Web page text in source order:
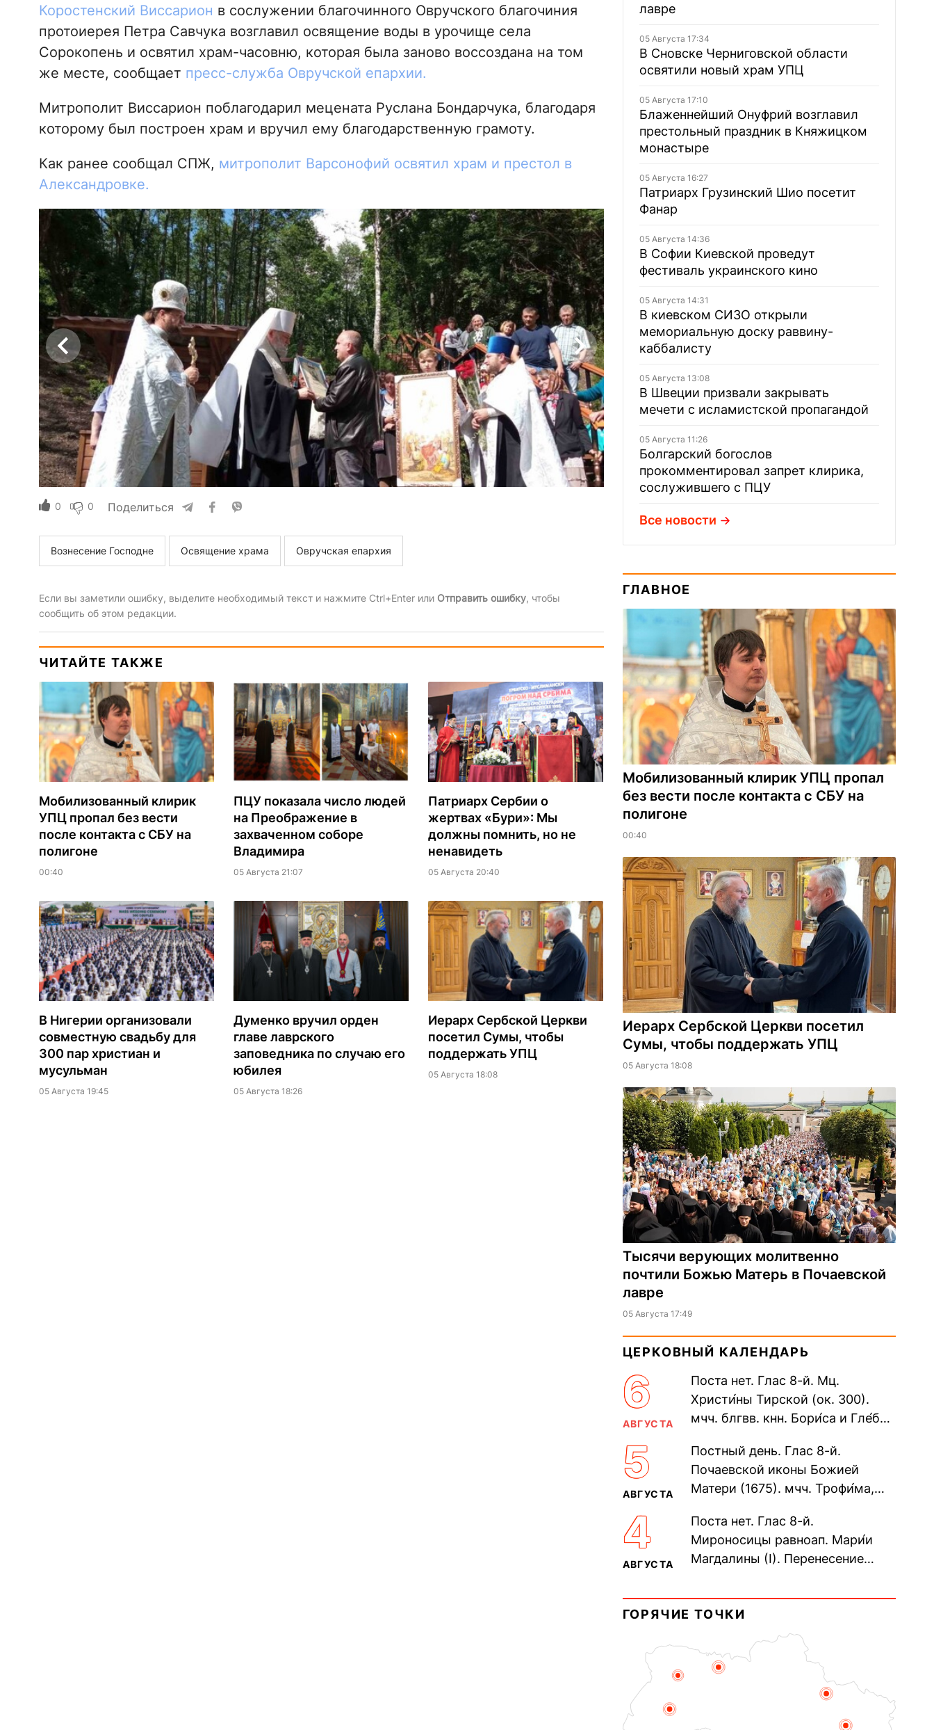
Коростенский Виссарион в сослужении благочинного Овручского благочиния
протоиерея Петра Савчука возглавил освящение воды в урочище села
Сорокопень и освятил храм-часовню, которая была заново воссоздана на том
же месте, сообщает пресс-служба Овручской епархии.
Митрополит Виссарион поблагодарил мецената Руслана Бондарчука, благодаря
которому был построен храм и вручил ему благодарственную грамоту.
Как ранее сообщал СПЖ, митрополит Варсонофий освятил храм и престол в
Александровке.
0 0 Поделиться
Вознесение Господне Освящение храма Овручская епархия
Если вы заметили ошибку, выделите необходимый текст и нажмите Ctrl+Enter или Отправить ошибку, чтобы
сообщить об этом редакции.
ЧИТАЙТЕ ТАКЖЕ
Мобилизованный клирик
УПЦ пропал без вести
после контакта с СБУ на
полигоне
00:40
ПЦУ показала число людей
на Преображение в
захваченном соборе
Владимира
05 Августа 21:07
Патриарх Сербии о
жертвах «Бури»: Мы
должны помнить, но не
ненавидеть
05 Августа 20:40
В Нигерии организовали
совместную свадьбу для
300 пар христиан и
мусульман
05 Августа 19:45
Думенко вручил орден
главе лаврского
заповедника по случаю его
юбилея
05 Августа 18:26
Иерарх Сербской Церкви
посетил Сумы, чтобы
поддержать УПЦ
05 Августа 18:08
лавре
05 Августа 17:34
В Сновске Черниговской области
освятили новый храм УПЦ
05 Августа 17:10
Блаженнейший Онуфрий возглавил
престольный праздник в Княжицком
монастыре
05 Августа 16:27
Патриарх Грузинский Шио посетит
Фанар
05 Августа 14:36
В Софии Киевской проведут
фестиваль украинского кино
05 Августа 14:31
В киевском СИЗО открыли
мемориальную доску раввину-
каббалисту
05 Августа 13:08
В Швеции призвали закрывать
мечети с исламистской пропагандой
05 Августа 11:26
Болгарский богослов
прокомментировал запрет клирика,
сослужившего с ПЦУ
Все новости
ГЛАВНОЕ
Мобилизованный клирик УПЦ пропал
без вести после контакта с СБУ на
полигоне
00:40
Иерарх Сербской Церкви посетил
Сумы, чтобы поддержать УПЦ
05 Августа 18:08
Тысячи верующих молитвенно
почтили Божью Матерь в Почаевской
лавре
05 Августа 17:49
ЦЕРКОВНЫЙ КАЛЕНДАРЬ
6
АВГУСТА
Поста нет. Глас 8-й. Мц.
Христи́ны Тирской (ок. 300).
мчч. блгвв. кнн. Бори́са и Гле́ба,
Дави́да (1015). Прп....
5
АВГУСТА
Постный день. Глас 8-й.
Почаевской иконы Божией
Матери (1675). мчч. Трофи́ма,
мучеников (284–305). прав.
воина Фео́дора...
4
АВГУСТА
Поста нет. Глас 8-й.
Мироносицы равноап. Мари́и
Магдалины (I). Перенесение
Синопского (403–404). Прп.
Корни́лия...
ГОРЯЧИЕ ТОЧКИ